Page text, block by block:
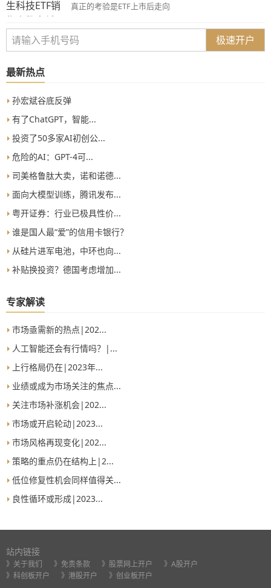
真正的考验是ETF上市后走向
极速开户
最新热点
孙宏斌谷底反弹
有了ChatGPT，智能...
投资了50多家AI初创公...
危险的AI：GPT-4可...
司美格鲁肽大卖，诺和诺德...
面向大模型训练，腾讯发布...
粤开证券：行业已极具性价...
谁是国人最“爱”的信用卡银行？
从硅片进军电池，中环也向...
补贴换投资？德国考虑增加...
专家解读
市场亟需新的热点|202...
人工智能还会有行情吗？|...
上行格局仍在|2023年...
业绩或成为市场关注的焦点...
关注市场补涨机会|202...
市场或开启轮动|2023...
市场风格再现变化|202...
策略的重点仍在结构上|2...
低位修复性机会同样值得关...
良性循环或形成|2023...
站内链接
》关于我们 》免责条款 》股票网上开户
》A股开户
》科创板开户
》港股开户 》创业板开户